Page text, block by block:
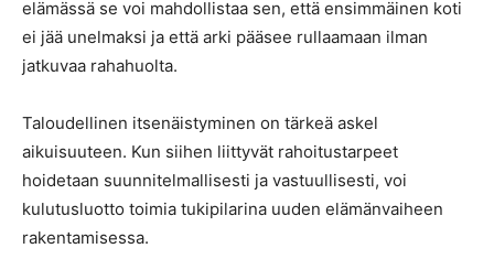
elämässä se voi mahdollistaa sen, että ensimmäinen koti
ei jää unelmaksi ja että arki pääsee rullaamaan ilman
jatkuvaa rahahuolta.
Taloudellinen itsenäistyminen on tärkeä askel
aikuisuuteen. Kun siihen liittyvät rahoitustarpeet
hoidetaan suunnitelmallisesti ja vastuullisesti, voi
kulutusluotto toimia tukipilarina uuden elämänvaiheen
rakentamisessa.